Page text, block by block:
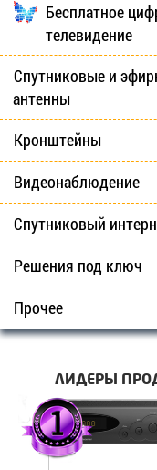
Бесплатное
телевидение
Спутниковые и
антенны
Кронштейны
Видеонаблюдение
Спутниковый
Решения под ключ
Прочее
ЛИДЕРЫ